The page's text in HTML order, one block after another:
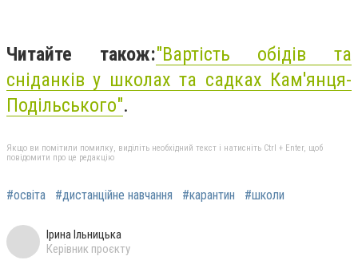
Читайте також:"Вартість обідів та
сніданків у школах та садках Кам'янця-
Подільського".
Якщо ви помітили помилку, виділіть необхідний текст і натисніть Ctrl + Enter, щоб
повідомити про це редакцію
#освіта #дистанційне навчання #карантин #школи
Ірина Ільницька
Керівник проєкту